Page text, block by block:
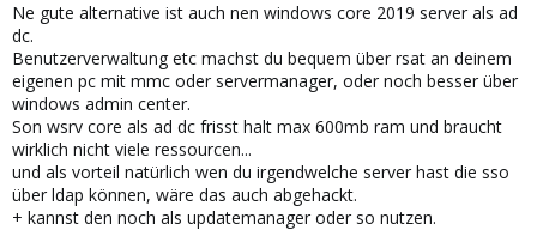
Ne gute alternative ist auch nen windows core 2019 server als ad
dc.
Benutzerverwaltung etc machst du bequem über rsat an deinem
eigenen pc mit mmc oder servermanager, oder noch besser über
windows admin center.
Son wsrv core als ad dc frisst halt max 600mb ram und braucht
wirklich nicht viele ressourcen...
und als vorteil natürlich wen du irgendwelche server hast die sso
über ldap können, wäre das auch abgehackt.
+ kannst den noch als updatemanager oder so nutzen.